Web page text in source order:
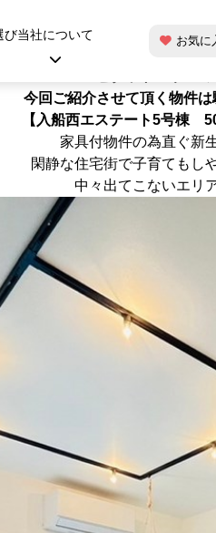
び当社について お気に
エステート5号棟 501号室★
今回ご紹介させて頂く物件は
【入船西エステート5号棟
家具付物件の為直ぐ新
閑静な住宅街で子育てもし
中々出てこないエリ